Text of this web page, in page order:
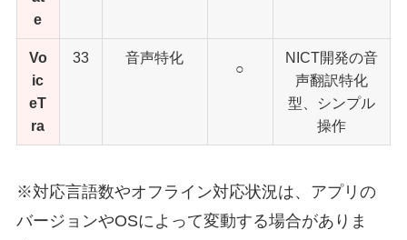
e
Vo
ic
eT
ra
33 音声特化
○
NICT開発の音
声翻訳特化
型、シンプル
操作
※対応言語数やオフライン対応状況は、アプリの
バージョンやOSによって変動する場合がありま